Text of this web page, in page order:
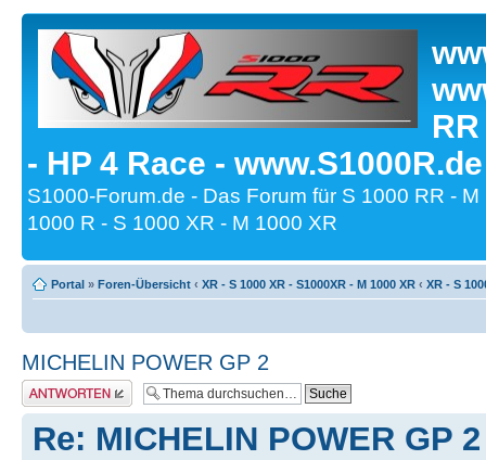
- HP 4 Race -
S1000-Forum.de - Das Forum für S 1000 RR -
1000 R - S 1000 XR - M 1000 XR
Portal » Foren-Übersicht ‹ XR - S 1000 XR - S1000XR - M 1000 XR ‹ XR - S
MICHELIN POWER GP 2
Antwort erstellen
Re: MICHELIN POWER GP 2